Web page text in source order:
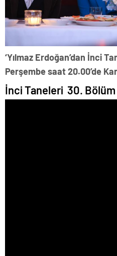
‘Yılmaz Erdoğan’dan İnci
Perşembe saat 20.00’de
İnci Taneleri 30. Bölüm